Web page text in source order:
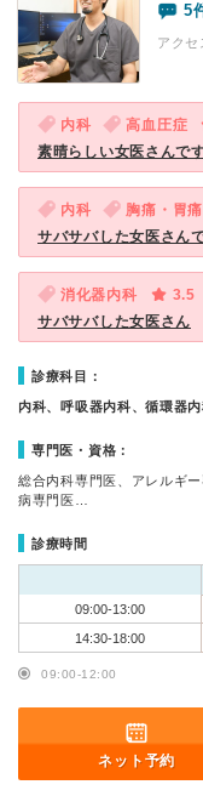
5
アク
内科 高血圧症
素晴らしい女医さんです
内科 胸痛・胃
サバサバした女医さん
消化器内科
3.5
サバサバした女医さん
診療科目：
内科、呼吸器内科、循環器
専門医・資格：
総合内科専門医、アレルギ
病専門医…
診療時間
09:00-13:00
14:30-18:00
09:00-12:00
ネット予約